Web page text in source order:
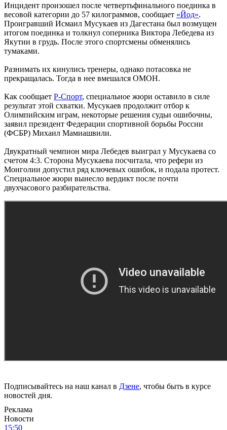
Инцидент произошел после четвертьфинального поединка в
весовой категории до 57 килограммов, сообщает «Йод».
Проигравший Исмаил Мусукаев из Дагестана был возмущен
итогом поединка и толкнул соперника Виктора Лебедева из
Якутии в грудь. После этого спортсмены обменялись
тумаками.
Разнимать их кинулись тренеры, однако потасовка не
прекращалась. Тогда в нее вмешался ОМОН.
Как сообщает Р-Спорт, специальное жюри оставило в силе
результат этой схватки. Мусукаев продолжит отбор к
Олимпийским играм, некоторые решения судьи ошибочны,
заявил президент Федерации спортивной борьбы России
(ФСБР) Михаил Мамиашвили.
Двукратный чемпион мира Лебедев выиграл у Мусукаева со
счетом 4:3. Сторона Мусукаева посчитала, что рефери из
Монголии допустил ряд ключевых ошибок, и подала протест.
Специальное жюри вынесло вердикт после почти
двухчасового разбирательства.
Подписывайтесь на наш канал в Дзене, чтобы быть в курсе
новостей дня.
Реклама
Новости
15:50